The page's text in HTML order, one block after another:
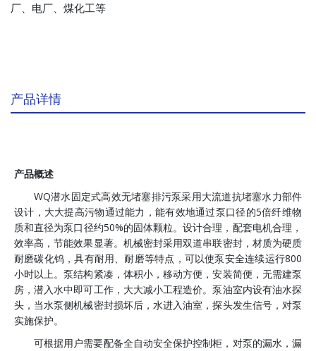
厂、电厂、煤化工等
产品详情
产品概述
WQ潜水固定式高效无堵塞排污泵采用大流道抗堵塞水力部件
设计，大大提高污物通过能力，能有效地通过泵口径的5倍纤维物
质和直径为泵口径约50%的固体颗粒。设计合理，配套电机合理，
效率高，节能效果显著。机械密封采用双道串联密封，材质为硬质
耐磨碳化钨，具有耐用、耐磨等特点，可以使泵安全连续运行800
小时以上。泵结构紧凑，体积小，移动方便，安装简便，无需建泵
房，潜入水中即可工作，大大减小工程造价。泵油室内设有油水探
头，当水泵侧机械密封损坏后，水进入油室，探头发生信号，对泵
实施保护。
可根据用户需要配备全自动安全保护控制柜，对泵的漏水，漏